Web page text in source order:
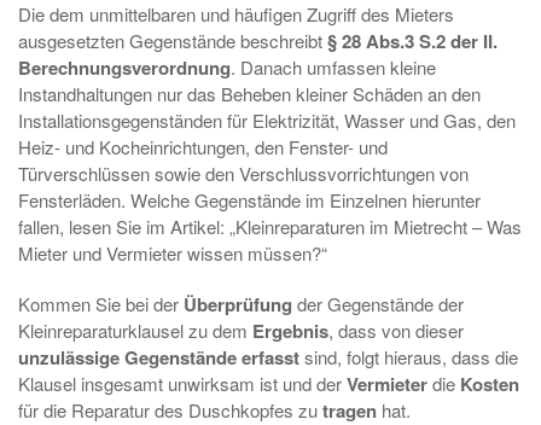
Die dem unmittelbaren und häufigen Zugriff des Mieters
ausgesetzten Gegenstände beschreibt§ 28 Abs.3 S.2 der II.
Berechnungsverordnung. Danach umfassen kleine
Instandhaltungen nur das Beheben kleiner Schäden an den
Installationsgegenständen für Elektrizität, Wasser und Gas, den
Heiz- und Kocheinrichtungen, den Fenster- und
Türverschlüssen sowie den Verschlussvorrichtungen von
Fensterläden. Welche Gegenstände im Einzelnen hierunter
fallen, lesen Sie im Artikel: „Kleinreparaturen im Mietrecht – Was
Mieter und Vermieter wissen müssen?“
Kommen Sie bei der Überprüfung der Gegenstände der
Kleinreparaturklausel zu dem Ergebnis, dass von dieser
unzulässige Gegenstände erfasstsind, folgt hieraus, dass die
Klausel insgesamt unwirksam ist und derVermieterdie Kosten
für die Reparatur des Duschkopfes zutragen hat.